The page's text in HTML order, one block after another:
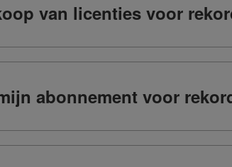
van licenties voor
abonnement voor